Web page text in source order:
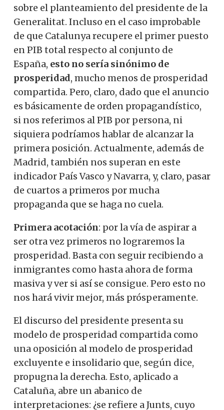
sobre el planteamiento del presidente de la
Generalitat. Incluso en el caso improbable
de que Catalunya recupere el primer puesto
en PIB total respecto al conjunto de
España, esto no sería sinónimo de
prosperidad, mucho menos de prosperidad
compartida. Pero, claro, dado que el anuncio
es básicamente de orden propagandístico,
si nos referimos al PIB por persona, ni
siquiera podríamos hablar de alcanzar la
primera posición. Actualmente, además de
Madrid, también nos superan en este
indicador País Vasco y Navarra, y, claro, pasar
de cuartos a primeros por mucha
propaganda que se haga no cuela.
Primera acotación: por la vía de aspirar a
ser otra vez primeros no lograremos la
prosperidad. Basta con seguir recibiendo a
inmigrantes como hasta ahora de forma
masiva y ver si así se consigue. Pero esto no
nos hará vivir mejor, más prósperamente.
El discurso del presidente presenta su
modelo de prosperidad compartida como
una oposición al modelo de prosperidad
excluyente e insolidario que, según dice,
propugna la derecha. Esto, aplicado a
Cataluña, abre un abanico de
interpretaciones: ¿se refiere a Junts, cuyo